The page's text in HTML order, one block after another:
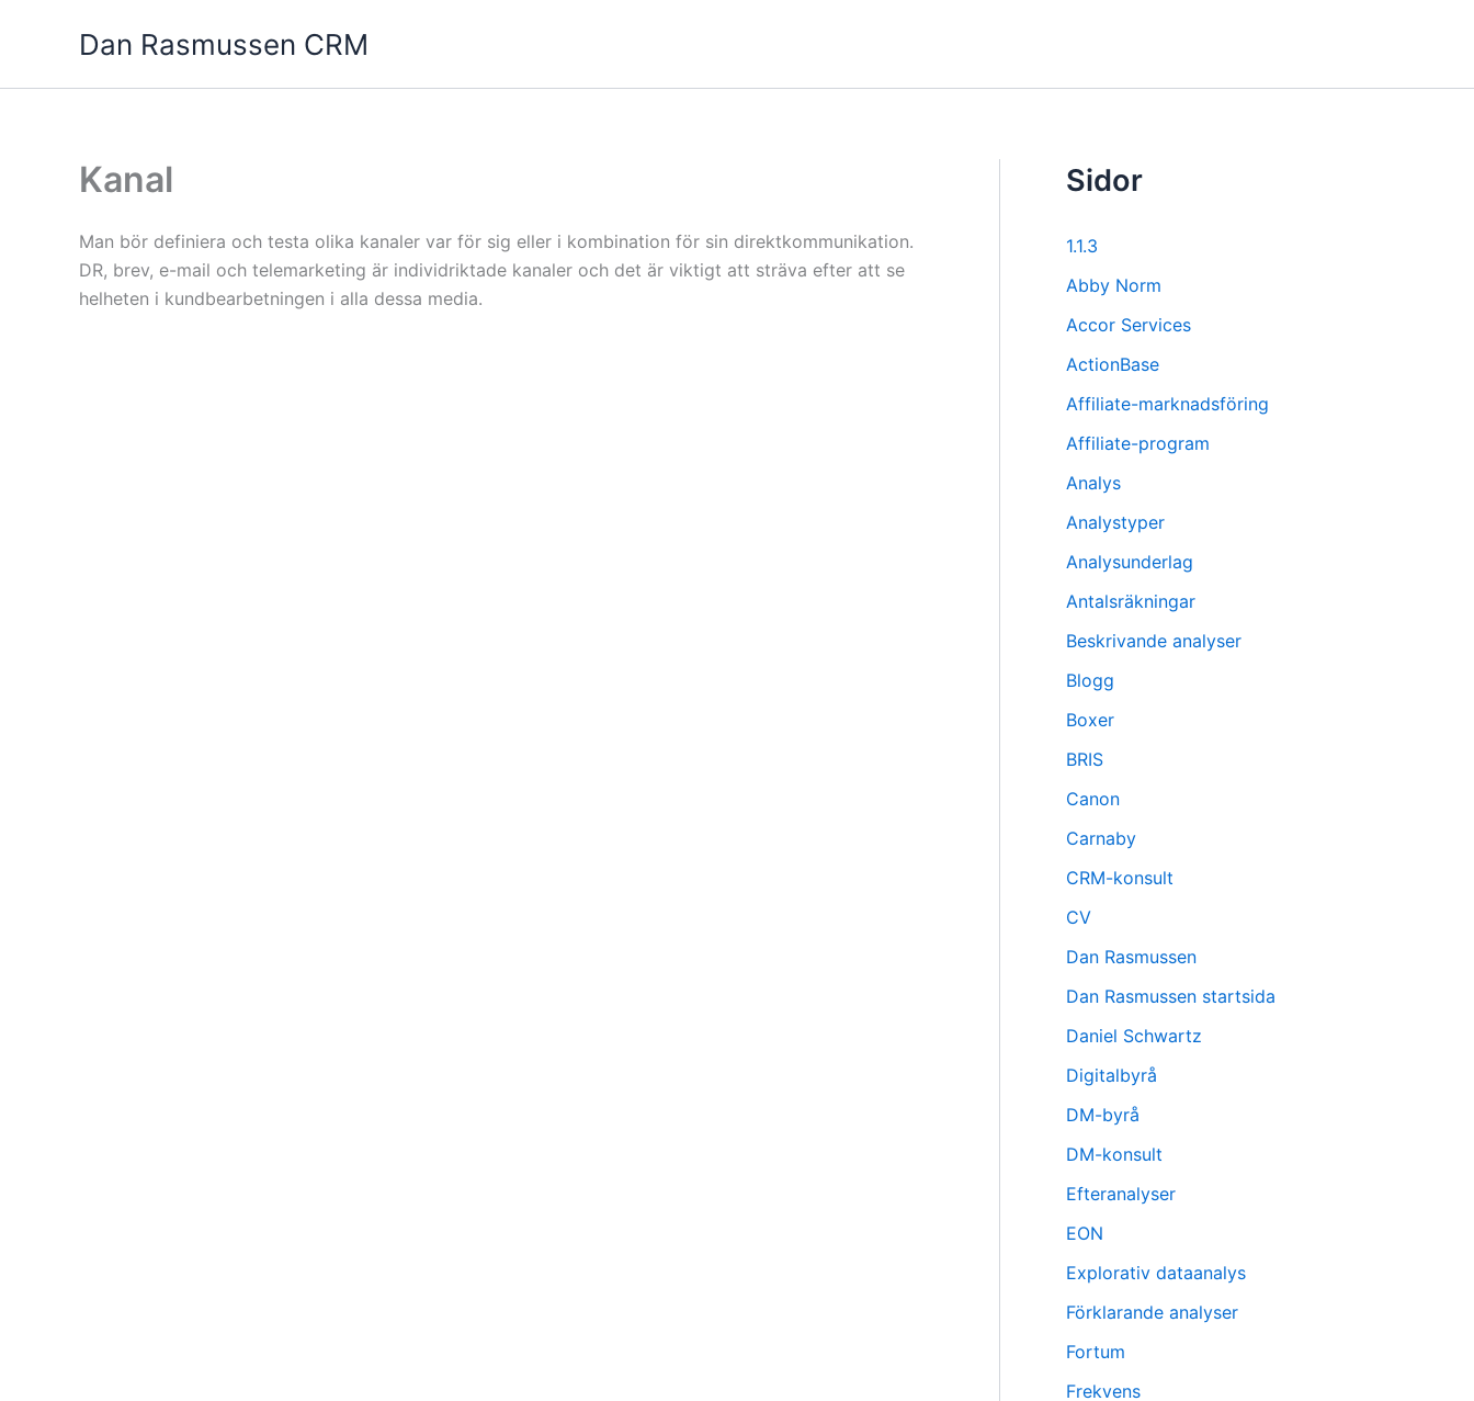
Dan Rasmussen CRM
Kanal
Man bör definiera och testa olika kanaler var för sig eller i kombination för sin direktkommunikation.
DR, brev, e-mail och telemarketing är individriktade kanaler och det är viktigt att sträva efter att se
helheten i kundbearbetningen i alla dessa media.
Sidor
1.1.3
Abby Norm
Accor Services
ActionBase
Affiliate-marknadsföring
Affiliate-program
Analys
Analystyper
Analysunderlag
Antalsräkningar
Beskrivande analyser
Blogg
Boxer
BRIS
Canon
Carnaby
CRM-konsult
CV
Dan Rasmussen
Dan Rasmussen startsida
Daniel Schwartz
Digitalbyrå
DM-byrå
DM-konsult
Efteranalyser
EON
Explorativ dataanalys
Förklarande analyser
Fortum
Frekvens